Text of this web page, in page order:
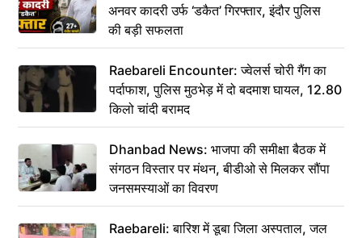
अनवर कादरी उर्फ ‘डकैत’ गिरफ्तार, इंदौर पुलिस
की बड़ी सफलता
Raebareli Encounter: ज्वेलर्स चोरी गैंग का
पर्दाफाश, पुलिस मुठभेड़ में दो बदमाश घायल, 12.80
किलो चांदी बरामद
Dhanbad News: भाजपा की समीक्षा बैठक में
संगठन विस्तार पर मंथन, बीडीओ से मिलकर सौंपा
जनसमस्याओं का विवरण
Raebareli: बारिश में डूबा जिला अस्पताल, जल